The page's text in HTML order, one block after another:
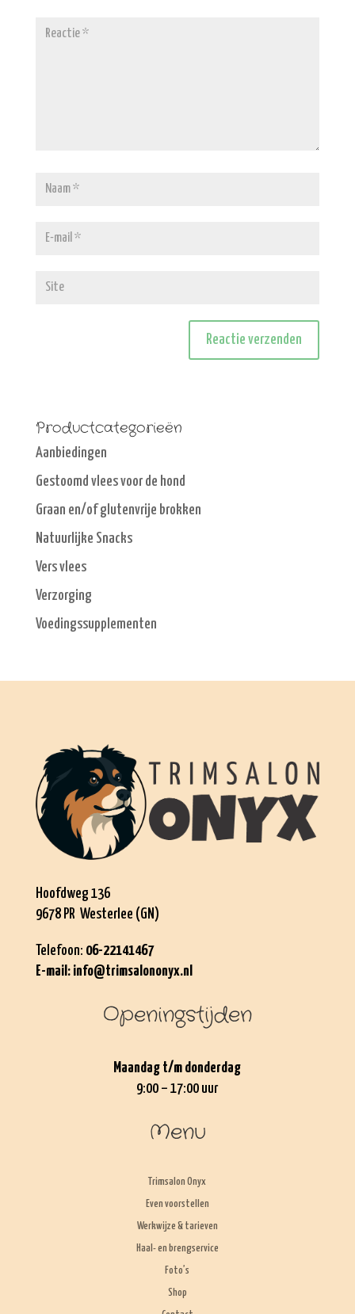
Productcategorieën
Aanbiedingen
Gestoomd vlees voor de hond
Graan en/of glutenvrije brokken
Natuurlijke Snacks
Vers vlees
Verzorging
Voedingssupplementen
Hoofdweg 136
9678 PR Westerlee (GN)
Telefoon: 06-22141467
E-mail: info@trimsalononyx.nl
Openingstijden
Maandag t/m donderdag
9:00 – 17:00 uur
Menu
Trimsalon Onyx
Even voorstellen
Werkwijze & tarieven
Haal- en brengservice
Foto’s
Shop